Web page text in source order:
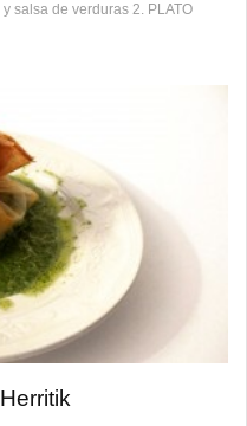
salsa de verduras 2. PLATO